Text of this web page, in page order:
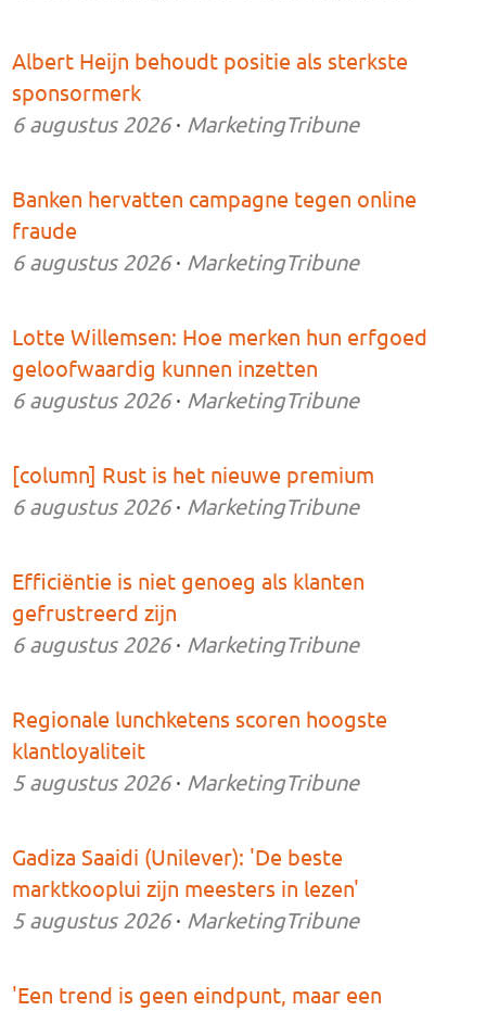
Albert Heijn behoudt positie als sterkste
sponsormerk
6 augustus 2026 · MarketingTribune
Banken hervatten campagne tegen online
fraude
6 augustus 2026 · MarketingTribune
Lotte Willemsen: Hoe merken hun erfgoed
geloofwaardig kunnen inzetten
6 augustus 2026 · MarketingTribune
[column] Rust is het nieuwe premium
6 augustus 2026 · MarketingTribune
Efficiëntie is niet genoeg als klanten
gefrustreerd zijn
6 augustus 2026 · MarketingTribune
Regionale lunchketens scoren hoogste
klantloyaliteit
5 augustus 2026 · MarketingTribune
Gadiza Saaidi (Unilever): 'De beste
marktkooplui zijn meesters in lezen'
5 augustus 2026 · MarketingTribune
'Een trend is geen eindpunt, maar een